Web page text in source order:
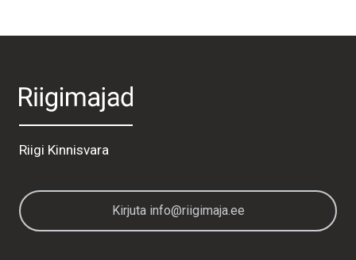
Riigi Kinnisvara
Kirjuta info@riigimaja.ee